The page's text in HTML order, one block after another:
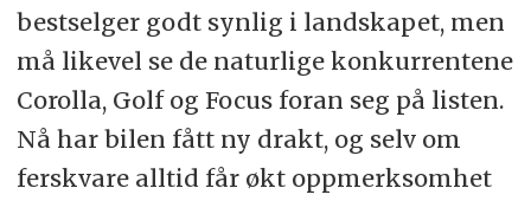
bestselger godt synlig i landskapet, men
må likevel se de naturlige konkurrentene
Corolla, Golf og Focus foran seg på listen.
Nå har bilen fått ny drakt, og selv om
ferskvare alltid får økt oppmerksomhet